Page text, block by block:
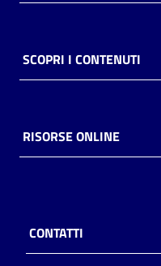
Piani
Decentrate
SCOPRI I CONTENUTI
RISORSE ONLINE
CONTATTI